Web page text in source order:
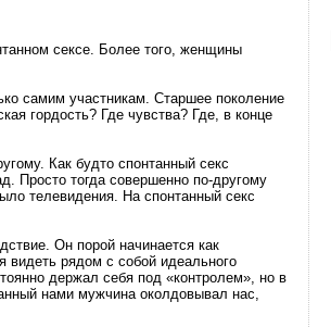
сексе. Более того, женщины
самим участникам. Старшее поколение
гордость? Где чувства? Где, в конце
Как будто спонтанный секс
Просто тогда совершенно по-другому
телевидения. На спонтанный секс
Он порой начинается как
видеть рядом с собой идеального
держал себя под «контролем», но в
нами мужчина околдовывал нас,